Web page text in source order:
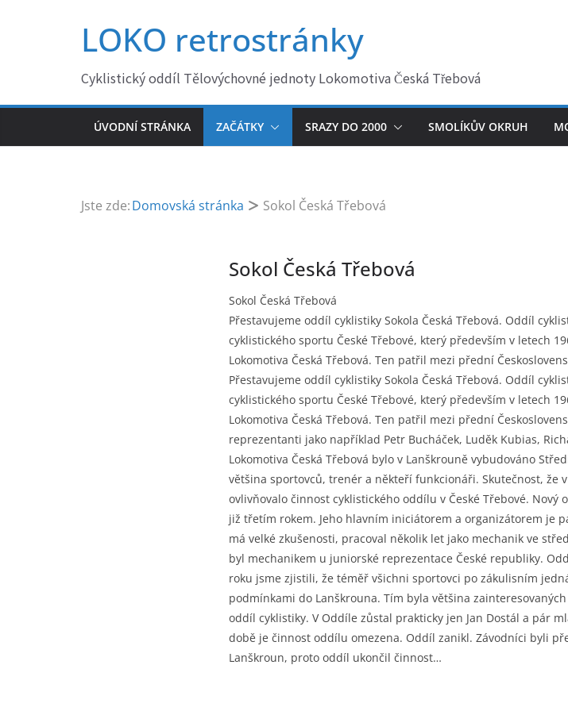
LOKO retrostránky
Cyklistický oddíl Tělovýchovné jednoty Lokomotiva Česká Třebová
ÚVODNÍ STRÁNKA ZAČÁTKY SRAZY DO 2000 SMOLÍKŮV OKRUH
Jste zde:Domovská stránka Sokol Česká Třebová
Sokol Česká Třebová
Sokol Česká Třebová
Přestavujeme oddíl cyklistiky Sokola Česká Třebová. Oddíl
cyklistického sportu České Třebové, který především v letech
Lokomotiva Česká Třebová. Ten patřil mezi přední
Přestavujeme oddíl cyklistiky Sokola Česká Třebová. Oddíl
cyklistického sportu České Třebové, který především v letech
Lokomotiva Česká Třebová. Ten patřil mezi přední
reprezentanti jako například Petr Bucháček, Luděk Kubias,
Lokomotiva Česká Třebová bylo v Lanškrouně vybudováno
většina sportovců, trenér a někteří funkcionáři. Skutečnost, že
ovlivňovalo činnost cyklistického oddílu v České Třebové. Nový
již třetím rokem. Jeho hlavním iniciátorem a organizátorem je
má velké zkušenosti, pracoval několik let jako mechanik ve
byl mechanikem u juniorské reprezentace České republiky.
roku jsme zjistili, že téměř všichni sportovci po zákulisním
podmínkami do Lanškrouna. Tím byla většina
oddíl cyklistiky. V Oddíle zůstal prakticky jen Jan Dostál a pár
době je činnost oddílu omezena. Oddíl zanikl. Závodníci byli
Lanškroun, proto oddíl ukončil činnost…